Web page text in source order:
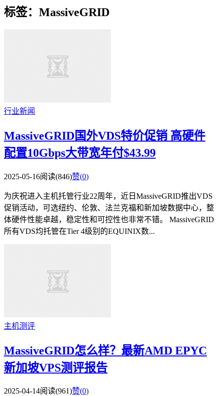
标签：MassiveGRID
行业新闻
MassiveGRID国外VDS特价促销 高硬件
配置10Gbps大带宽年付$43.99
2025-05-16阅读(846)赞(0)
为庆祝进入主机托管行业22周年，近日MassiveGRID推出VDS
促销活动，可选纽约、伦敦、法兰克福和新加坡数据中心，整
体硬件性能卓越，稳定性和可控性也非常不错。 MassiveGRID
所有VDS均托管在Tier 4级别的EQUINIX数...
主机测评
MassiveGRID怎么样？最新AMD EPYC
新加坡VPS测评报告
2025-04-14阅读(961)赞(0)